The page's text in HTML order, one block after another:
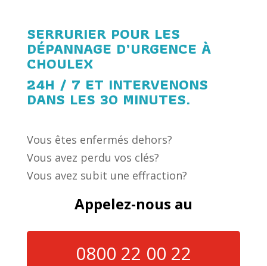
SERRURIER POUR LES
DÉPANNAGE D’URGENCE À
CHOULEX
24H / 7 ET INTERVENONS
DANS LES 30 MINUTES.
Vous êtes enfermés dehors?
Vous avez perdu vos clés?
Vous avez subit une effraction?
Appelez-nous au
0800 22 00 22